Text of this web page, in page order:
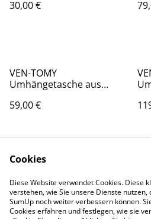
30,00 €
VEN-TOMY
Umhängetasche aus
59,00 €
Contact Us
Cookies
Diese Website verwendet Cookies. Diese
verstehen, wie Sie unsere Dienste
SumUp noch weiter verbessern können.
Cookies erfahren und festlegen, wie sie